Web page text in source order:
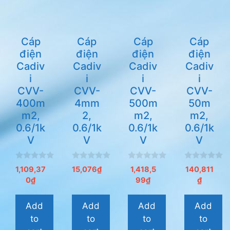
Cáp
điện
Cadiv
i
CVV-
400m
m2,
0.6/1k
V
0
n
à
1,109,37
0₫
Add
to
Cáp
điện
Cadiv
i
CVV-
4mm
2,
0.6/1k
V
0
n
à
15,076₫
Add
to
Cáp
điện
Cadiv
i
CVV-
500m
m2,
0.6/1k
V
0
à
1,418,5
99₫
Add
to
Cáp
điện
Cadiv
i
CVV-
50m
m2,
0.6/1k
V
0
n
à
140,811
₫
Add
to